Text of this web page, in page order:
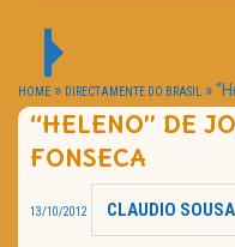
HOME CINEMA
NOTA PESSOAL
TRAILER DO DIA
HOME » DIRECTAMENTE DO BRASIL »
“HELENO” DE
FONSECA
13/10/2012 CLAUDIO SOUSA